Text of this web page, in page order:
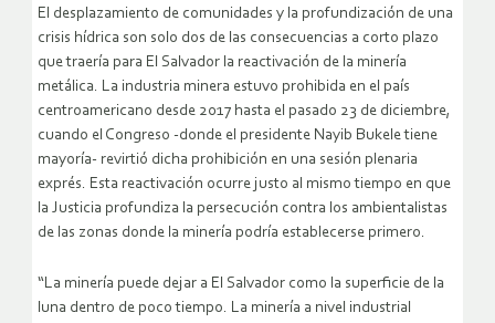
El desplazamiento de comunidades y la profundización de una
crisis hídrica son solo dos de las consecuencias a corto plazo
que traería para El Salvador la reactivación de la minería
metálica. La industria minera estuvo prohibida en el país
centroamericano desde 2017 hasta el pasado 23 de diciembre,
cuando el Congreso -donde el presidente Nayib Bukele tiene
mayoría- revirtió dicha prohibición en una sesión plenaria
exprés. Esta reactivación ocurre justo al mismo tiempo en que
la Justicia profundiza la persecución contra los ambientalistas
de las zonas donde la minería podría establecerse primero.
“La minería puede dejar a El Salvador como la superficie de la
luna dentro de poco tiempo. La minería a nivel industrial